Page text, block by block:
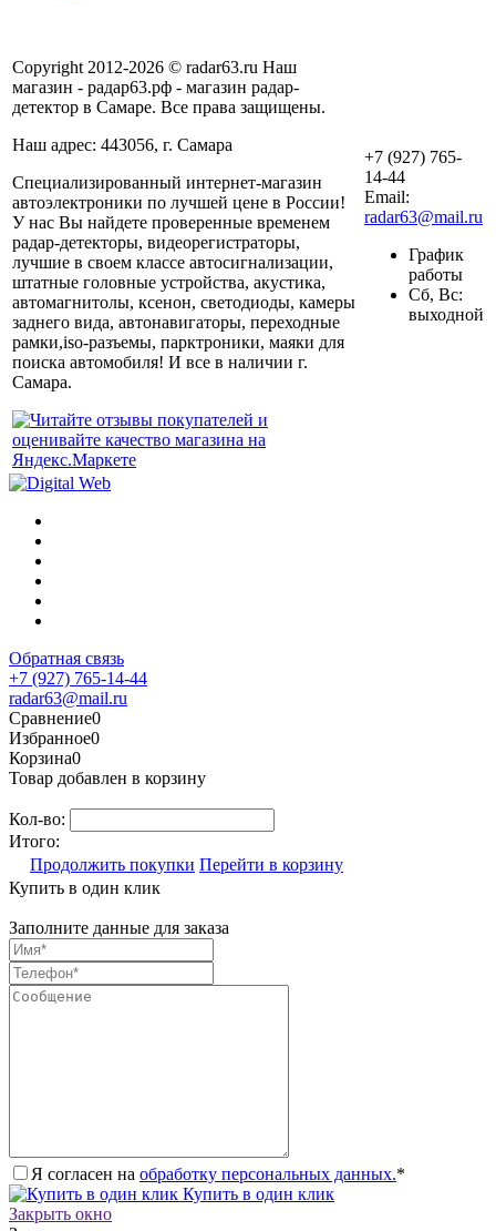
Copyright 2012-2026 © radar63.ru Наш
магазин - радар63.рф - магазин радар-
детектор в Самаре. Все права защищены.
Наш адрес: 443056, г. Самара
Специализированный интернет-магазин
автоэлектроники по лучшей цене в России!
У нас Вы найдете проверенные временем
радар-детекторы, видеорегистраторы,
лучшие в своем классе автосигнализации,
штатные головные устройства, акустика,
автомагнитолы, ксенон, светодиоды, камеры
заднего вида, автонавигаторы, переходные
рамки,iso-разъемы, парктроники, маяки для
поиска автомобиля! И все в наличии г.
Самара.
+7 (927) 765-
14-44
Email:
radar63@mail.ru
График
работы
Сб, Вс:
выходной
Обратная связь
+7 (927) 765-14-44
radar63@mail.ru
Сравнение0
Избранное0
Корзина0
Товар добавлен в корзину
Кол-во:
Итого:
Продолжить покупки Перейти в корзину
Купить в один клик
Заполните данные для заказа
Я согласен на обработку персональных данных.*
Купить в один клик
Закрыть окно